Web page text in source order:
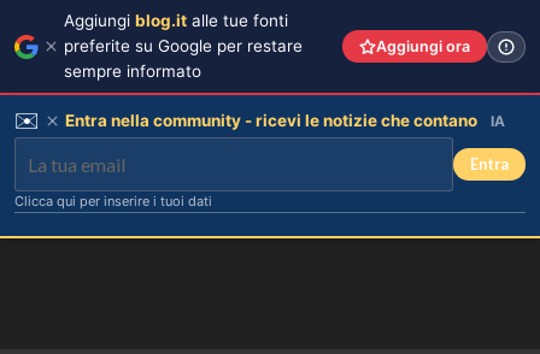
Aggiungi blog.it alle tue fonti
preferite su Google per restare
sempre informato
Aggiungi ora
✉️ Entra nella community - ricevi le notizie che contano IA
Entra
Clicca qui per inserire i tuoi dati